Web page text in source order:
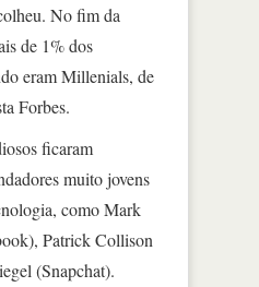
No fim da
de 1% dos
eram Millenials, de
Forbes.
ficaram
muito jovens
como Mark
Patrick Collison
(Snapchat).